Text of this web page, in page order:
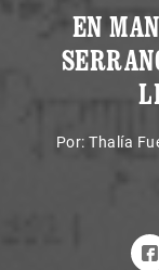
EN
Por: Thalía